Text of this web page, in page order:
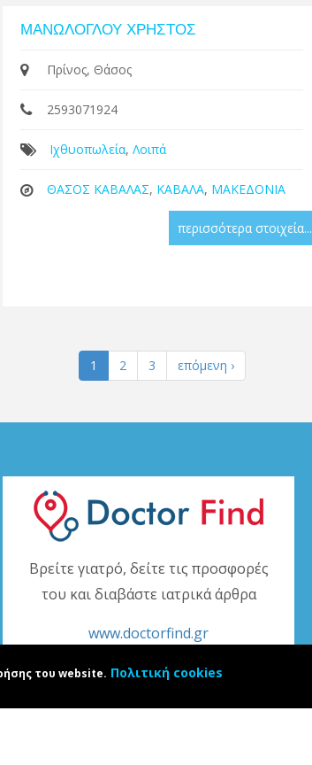
ΜΑΝΩΛΟΓΛΟΥ ΧΡΗΣΤΟΣ
Πρίνος, Θάσος
2593071924
Ιχθυοπωλεία, Λοιπά
ΘΑΣΟΣ ΚΑΒΑΛΑΣ, ΚΑΒΑΛΑ, ΜΑΚΕΔΟΝΙΑ
περισσότερα στοιχεία...
1 2 3 επόμενη ›
Βρείτε γιατρό, δείτε τις προσφορές
του και διαβάστε ιατρικά άρθρα
www.doctorfind.gr
του website. Πολιτική cookies